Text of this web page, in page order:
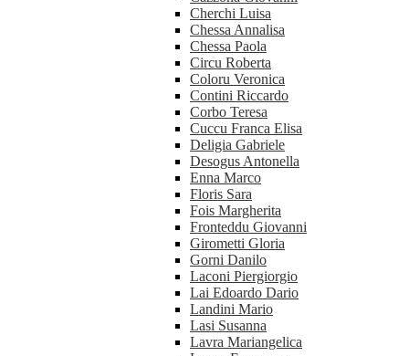
Cherchi Luisa
Chessa Annalisa
Chessa Paola
Circu Roberta
Coloru Veronica
Contini Riccardo
Corbo Teresa
Cuccu Franca Elisa
Deligia Gabriele
Desogus Antonella
Enna Marco
Floris Sara
Fois Margherita
Fronteddu Giovanni
Girometti Gloria
Gorni Danilo
Laconi Piergiorgio
Lai Edoardo Dario
Landini Mario
Lasi Susanna
Lavra Mariangelica